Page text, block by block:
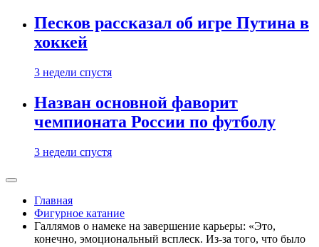
Песков рассказал об игре Путина в
хоккей
3 недели спустя
Назван основной фаворит
чемпионата России по футболу
3 недели спустя
Главная
Фигурное катание
Галлямов о намеке на завершение карьеры: «Это,
конечно, эмоциональный всплеск. Из-за того, что было